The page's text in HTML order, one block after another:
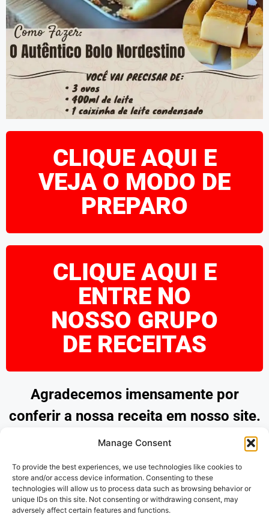
Manage Consent
To provide the best experiences, we use technologies like cookies to
store and/or access device information. Consenting to these
technologies will allow us to process data such as browsing behavior or
unique IDs on this site. Not consenting or withdrawing consent, may
adversely affect certain features and functions.
CLIQUE AQUI E
VEJA O MODO DE
PREPARO
CLIQUE AQUI E
ENTRE NO
NOSSO GRUPO
DE RECEITAS
Agradecemos imensamente por
conferir a nossa receita em nosso site.
Esperamos que tenha encontrado
pratos deliciosos. Continue explorando
as nossas opções e desfrute de